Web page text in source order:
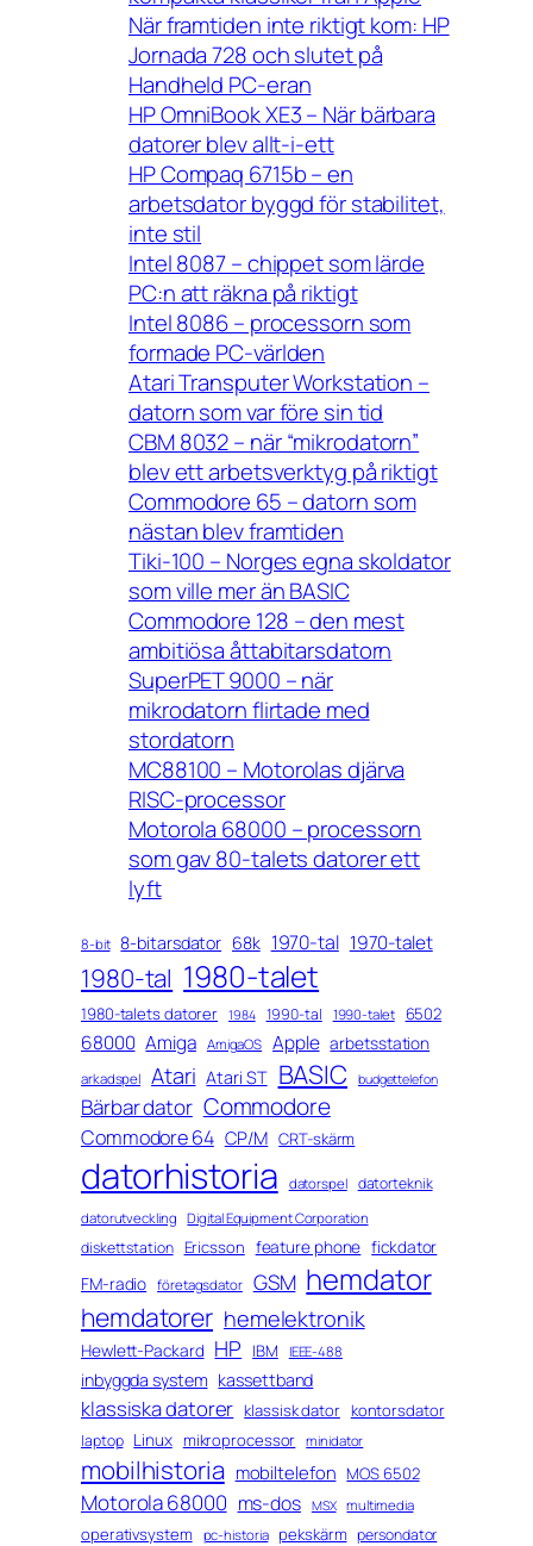
När framtiden inte riktigt kom: HP
Jornada 728 och slutet på
Handheld PC-eran
HP OmniBook XE3 – När bärbara
datorer blev allt-i-ett
HP Compaq 6715b – en
arbetsdator byggd för stabilitet,
inte stil
Intel 8087 – chippet som lärde
PC:n att räkna på riktigt
Intel 8086 – processorn som
formade PC-världen
Atari Transputer Workstation –
datorn som var före sin tid
CBM 8032 – när “mikrodatorn”
blev ett arbetsverktyg på riktigt
Commodore 65 – datorn som
nästan blev framtiden
Tiki-100 – Norges egna skoldator
som ville mer än BASIC
Commodore 128 – den mest
ambitiösa åttabitarsdatorn
SuperPET 9000 – när
mikrodatorn flirtade med
stordatorn
MC88100 – Motorolas djärva
RISC-processor
Motorola 68000 – processorn
som gav 80-talets datorer ett
lyft
8-bit 8-bitarsdator 68k 1970-tal 1970-talet
1980-tal 1980-talet
1980-talets datorer 1984 1990-tal 1990-talet 6502
68000 Amiga AmigaOS Apple arbetsstation
arkadspel Atari Atari ST BASIC budgettelefon
Bärbar dator Commodore
Commodore 64 CP/M CRT-skärm
datorhistoria datorspel datorteknik
datorutveckling Digital Equipment Corporation
diskettstation Ericsson feature phone fickdator
FM-radio
företagsdator GSM hemdator
hemdatorer hemelektronik
Hewlett-Packard HP IBM IEEE-488
inbyggda system kassettband
klassiska datorer klassisk dator kontorsdator
laptop Linux mikroprocessor minidator
mobilhistoria mobiltelefon MOS 6502
Motorola 68000 ms-dos MSX multimedia
operativsystem pc-historia pekskärm persondator